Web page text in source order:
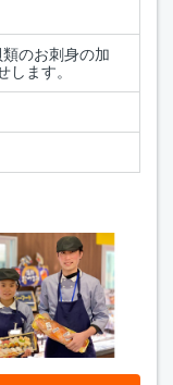
のお刺身の加
します。